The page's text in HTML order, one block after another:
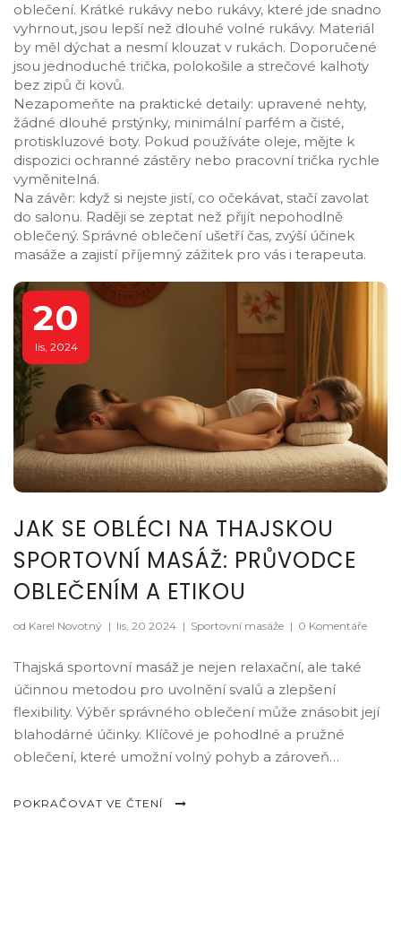
oblečení. Krátké rukávy nebo rukávy, které jde snadno
vyhrnout, jsou lepší než dlouhé volné rukávy. Materiál
by měl dýchat a nesmí klouzat v rukách. Doporučené
jsou jednoduché trička, polokošile a strečové kalhoty
bez zipů či kovů.
Nezapomeňte na praktické detaily: upravené nehty,
žádné dlouhé prstýnky, minimální parfém a čisté,
protiskluzové boty. Pokud používáte oleje, mějte k
dispozici ochranné zástěry nebo pracovní trička rychle
vyměnitelná.
Na závěr: když si nejste jistí, co očekávat, stačí zavolat
do salonu. Raději se zeptat než přijít nepohodlně
oblečený. Správné oblečení ušetří čas, zvýší účinek
masáže a zajistí příjemný zážitek pro vás i terapeuta.
20
lis, 2024
JAK SE OBLÉCI NA THAJSKOU
SPORTOVNÍ MASÁŽ: PRŮVODCE
OBLEČENÍM A ETIKOU
od Karel Novotný | lis, 20 2024 | Sportovní masáže | 0 Komentáře
Thajská sportovní masáž je nejen relaxační, ale také
účinnou metodou pro uvolnění svalů a zlepšení
flexibility. Výběr správného oblečení může znásobit její
blahodárné účinky. Klíčové je pohodlné a pružné
oblečení, které umožní volný pohyb a zároveň
poskytne praktické tipy, jak se správně odít a co
POKRAČOVAT VE ČTENÍ